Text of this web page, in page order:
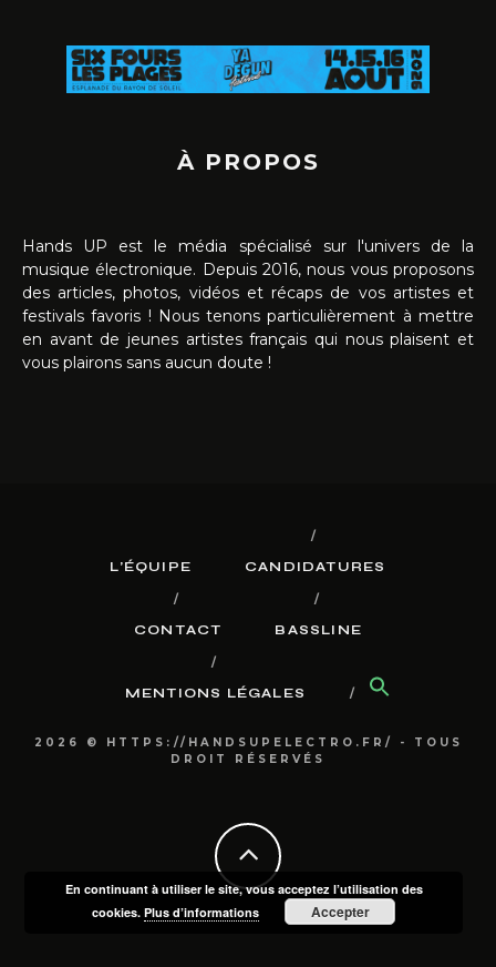
À PROPOS
Hands UP est le média spécialisé sur l'univers de la
musique électronique. Depuis 2016, nous vous proposons
des articles, photos, vidéos et récaps de vos artistes et
festivals favoris ! Nous tenons particulièrement à mettre
en avant de jeunes artistes français qui nous plaisent et
vous plairons sans aucun doute !
L’ÉQUIPE CANDIDATURES
CONTACT BASSLINE
MENTIONS LÉGALES
2026 © HTTPS://HANDSUPELECTRO.FR/ - TOUS
DROIT RÉSERVÉS
En continuant à utiliser le site, vous acceptez l’utilisation des
cookies.Plus d’informations Accepter